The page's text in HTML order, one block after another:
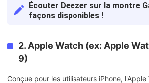
Écouter Deezer sur la montre
façons disponibles !
2. Apple Watch (ex: Apple
9)
Conçue pour les utilisateurs iPhone, l'Apple